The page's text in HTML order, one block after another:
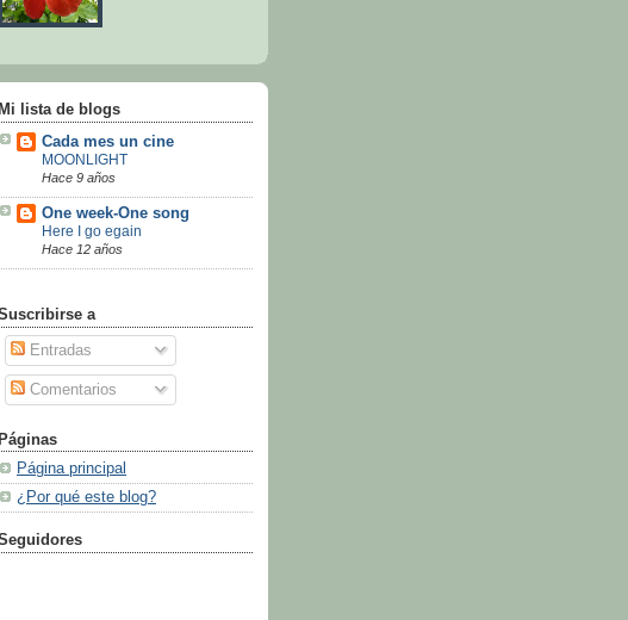
Mi lista de blogs
Cada mes un cine
MOONLIGHT
Hace 9 años
One week-One song
Here I go egain
Hace 12 años
a
Entradas
Comentarios
Páginas
Página principal
¿Por qué este blog?